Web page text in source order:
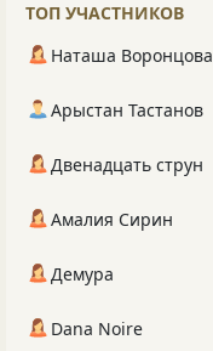
ТОП УЧАСТНИКОВ
Наташа Воронцова
Арыстан Тастанов
Двенадцать струн
Амалия Сирин
Демура
Dana Noire